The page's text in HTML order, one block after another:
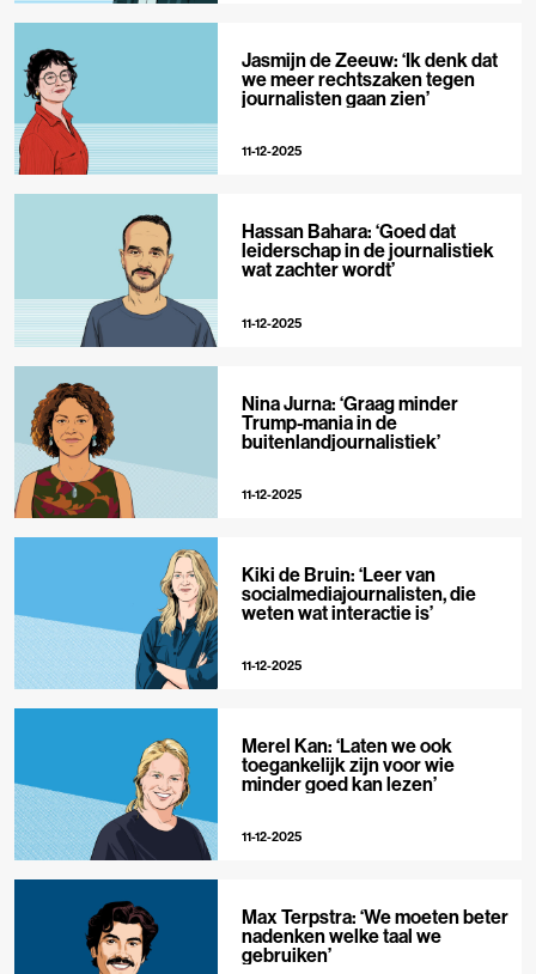
Jasmijn de Zeeuw: ‘Ik denk dat
we meer rechtszaken tegen
journalisten gaan zien’
11-12-2025
Hassan Bahara: ‘Goed dat
leiderschap in de journalistiek
wat zachter wordt’
11-12-2025
Nina Jurna: ‘Graag minder
Trump-mania in de
buitenlandjournalistiek’
11-12-2025
Kiki de Bruin: ‘Leer van
socialmediajournalisten, die
weten wat interactie is’
11-12-2025
Merel Kan: ‘Laten we ook
toegankelijk zijn voor wie
minder goed kan lezen’
11-12-2025
Max Terpstra: ‘We moeten beter
nadenken welke taal we
gebruiken’